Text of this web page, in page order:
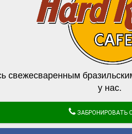
свежесваренным
у нас.
ЗАБРОНИРОВАТЬ